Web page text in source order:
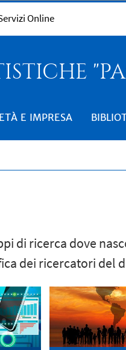
Online
E IMPRESA
di ricerca dove
dei ricercatori del